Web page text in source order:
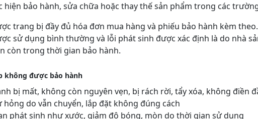
hiện bảo hành, sửa chữa hoặc thay thế sản phẩm trong các
trang bị đầy đủ hóa đơn mua hàng và phiếu bảo hành kèm theo.
sử dụng bình thường và lỗi phát sinh được xác định là do nhà
còn trong thời gian bảo hành.
không được bảo hành
bị mất, không còn nguyên vẹn, bị rách rời, tẩy xóa, không điền
hỏng do vẫn chuyển, lắp đặt không đúng cách
phát sinh như xước, giảm độ bóng, mòn do thời gian sử dụng